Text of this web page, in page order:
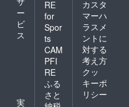
るのは
大歓迎
です！
ご自身
のSNS
にもガ
シガシ
ちゃっ
てくだ
糖、で
ん、デ
キスト
リン、
香料、
料、乳
化剤、
ー
ビ
ス
実
RE
for
Spor
ts
CAM
PFI
RE
ふる
さと
カスタ
マーハ
ラスメ
ントに
対する
考え方
クッ
キーポ
リシー